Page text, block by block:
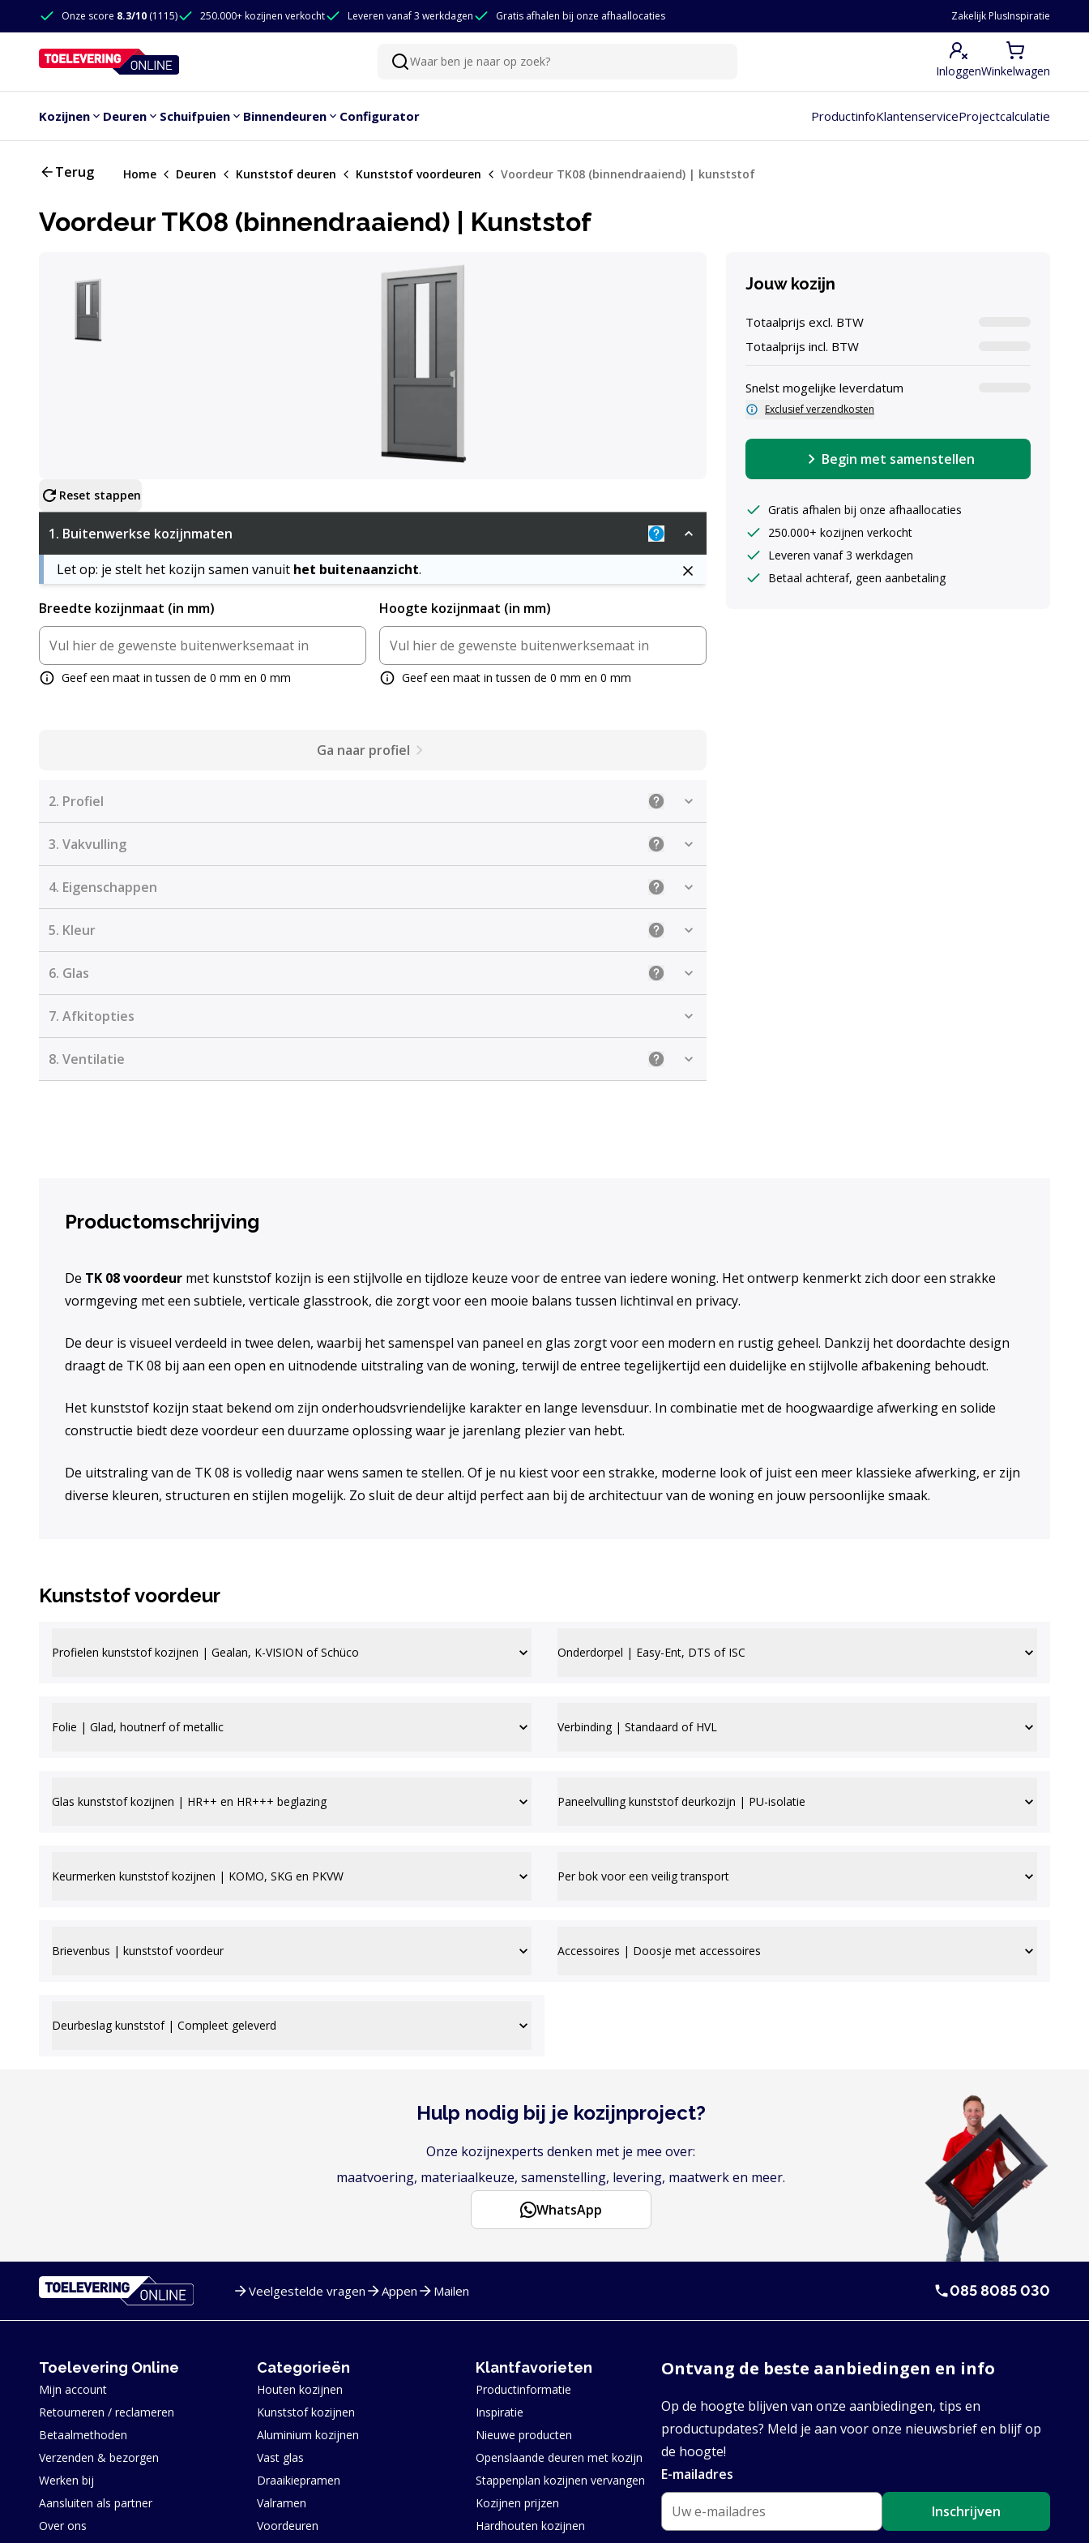
Doorgaan naar de inhoud
Onze score 8.3/10 (1115) 250.000+ kozijnen verkocht Leveren vanaf 3 werkdagen Gratis afhalen bij onze afhaallocaties Zakelijk PlusInspiratie
Zoeken
Waar ben je naar op zoek?
InloggenWinkelwagen
Kozijnen Deuren Schuifpuien Binnendeuren Configurator ProductinfoKlantenserviceProjectcalculatie
Terug Home Deuren Kunststof deuren Kunststof voordeuren Voordeur TK08 (binnendraaiend) | kunststof
Voordeur TK08 (binnendraaiend) | Kunststof
Configureer product
Reset stappen
1. Buitenwerkse kozijnmaten
Uitleg: De juiste maten ingeven
Let op: je stelt het kozijn samen vanuit het buitenaanzicht.
Breedte kozijnmaat (in mm)
Geef een maat in tussen de 0 mm en 0 mm
Hoogte kozijnmaat (in mm)
Geef een maat in tussen de 0 mm en 0 mm
Ga naar profiel
2. Profiel Uitleg: Selecteer het gewenste profiel
3. Vakvulling Uitleg: De juiste vakvulling kiezen
4. Eigenschappen Uitleg: Selecteer de gewenste eigenschappen
5. Kleur Uitleg: Kies de juiste kleur en afwerking
6. Glas Uitleg: Kies de gewenste beglazing
7. Afkitopties
8. Ventilatie Uitleg: Kiezen voor ventilatie
Jouw kozijn
Totaalprijs excl. BTW
Totaalprijs incl. BTW
Snelst mogelijke leverdatum
Exclusief verzendkosten
Begin met samenstellen
Gratis afhalen bij onze afhaallocaties
250.000+ kozijnen verkocht
Leveren vanaf 3 werkdagen
Betaal achteraf, geen aanbetaling
Productomschrijving
De TK 08 voordeur met kunststof kozijn is een stijlvolle en tijdloze keuze voor de entree van iedere woning. Het ontwerp kenmerkt zich door een strakke
vormgeving met een subtiele, verticale glasstrook, die zorgt voor een mooie balans tussen lichtinval en privacy.
De deur is visueel verdeeld in twee delen, waarbij het samenspel van paneel en glas zorgt voor een modern en rustig geheel. Dankzij het doordachte design
draagt de TK 08 bij aan een open en uitnodende uitstraling van de woning, terwijl de entree tegelijkertijd een duidelijke en stijlvolle afbakening behoudt.
Het kunststof kozijn staat bekend om zijn onderhoudsvriendelijke karakter en lange levensduur. In combinatie met de hoogwaardige afwerking en solide
constructie biedt deze voordeur een duurzame oplossing waar je jarenlang plezier van hebt.
De uitstraling van de TK 08 is volledig naar wens samen te stellen. Of je nu kiest voor een strakke, moderne look of juist een meer klassieke afwerking, er zijn
diverse kleuren, structuren en stijlen mogelijk. Zo sluit de deur altijd perfect aan bij de architectuur van de woning en jouw persoonlijke smaak.
Kunststof voordeur
Profielen kunststof kozijnen | Gealan, K-VISION of Schüco
Folie | Glad, houtnerf of metallic
Glas kunststof kozijnen | HR++ en HR+++ beglazing
Keurmerken kunststof kozijnen | KOMO, SKG en PKVW
Brievenbus | kunststof voordeur
Deurbeslag kunststof | Compleet geleverd
Onderdorpel | Easy-Ent, DTS of ISC
Verbinding | Standaard of HVL
Paneelvulling kunststof deurkozijn | PU-isolatie
Per bok voor een veilig transport
Accessoires | Doosje met accessoires
Hulp nodig bij je kozijnproject?
Onze kozijnexperts denken met je mee over:
maatvoering, materiaalkeuze, samenstelling, levering, maatwerk en meer.
WhatsApp
Veelgestelde vragen Appen Mailen 085 8085 030
Toelevering Online
Mijn account
Retourneren / reclameren
Betaalmethoden
Verzenden & bezorgen
Werken bij
Aansluiten als partner
Over ons
Categorieën
Houten kozijnen
Kunststof kozijnen
Aluminium kozijnen
Vast glas
Draaikiepramen
Valramen
Voordeuren
Klantfavorieten
Productinformatie
Inspiratie
Nieuwe producten
Openslaande deuren met kozijn
Stappenplan kozijnen vervangen
Kozijnen prijzen
Hardhouten kozijnen
Ontvang de beste aanbiedingen en info
Op de hoogte blijven van onze aanbiedingen, tips en
productupdates? Meld je aan voor onze nieuwsbrief en blijf op
de hoogte!
E-mailadres
Inschrijven